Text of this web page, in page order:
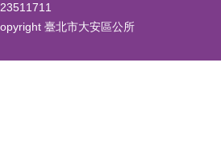
臺北市大安區公所